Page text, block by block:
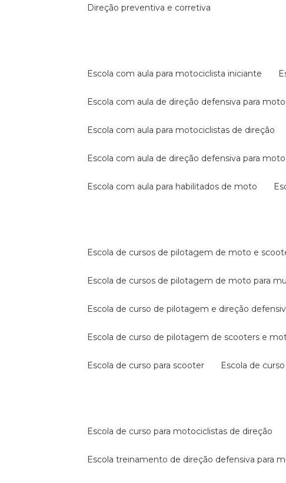
direção preventiva e corretiva
escola com aula para motociclista iniciante
escola com aula de direção defensiva para
escola com aula para motociclistas de direção
escola com aula de direção defensiva para moto
escola com aula para habilitados de moto
escola de cursos de pilotagem de moto e
escola de cursos de pilotagem de moto para
escola de curso de pilotagem e direção
escola de curso de pilotagem de scooters e
escola de curso para scooter escola de
escola de curso para motociclistas de direção
escola treinamento de direção defensiva para